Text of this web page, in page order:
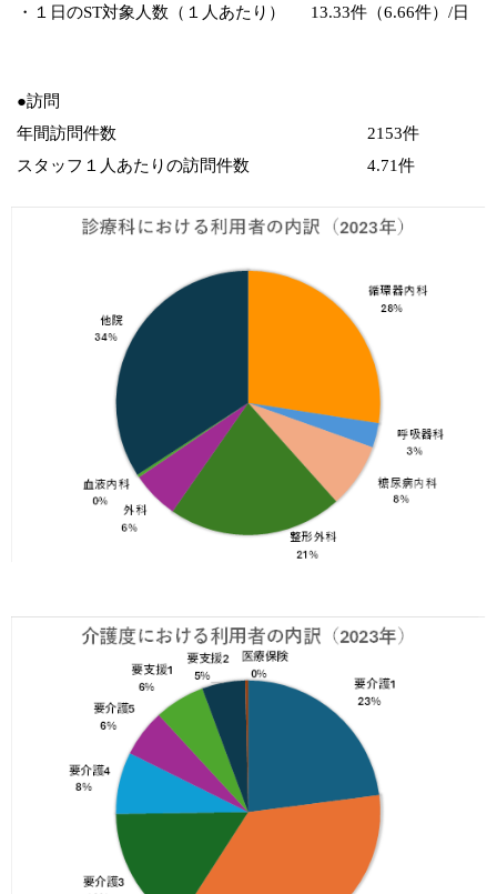
・１日のST対象人数（１人あたり）
13.33件（6.66件）/日
●訪問
年間訪問件数
2153件
スタッフ１人あたりの訪問件数
4.71件